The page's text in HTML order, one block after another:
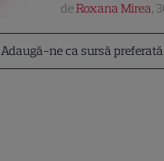
Adaugă-ne ca sursă
deRoxana Mirea,